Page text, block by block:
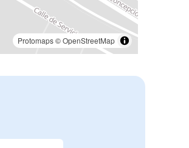
Protomaps©OpenStreetMap